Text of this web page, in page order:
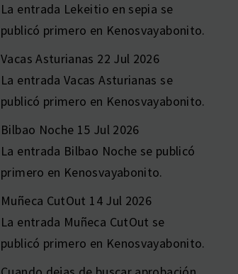
La entrada Lekeitio en sepia se
publicó primero en Kenosvayabonito.
Vacas Asturianas 22 Jul 2026
La entrada Vacas Asturianas se
publicó primero en Kenosvayabonito.
Bilbao Noche 15 Jul 2026
La entrada Bilbao Noche se publicó
primero en Kenosvayabonito.
Muñeca CutOut 14 Jul 2026
La entrada Muñeca CutOut se
publicó primero en Kenosvayabonito.